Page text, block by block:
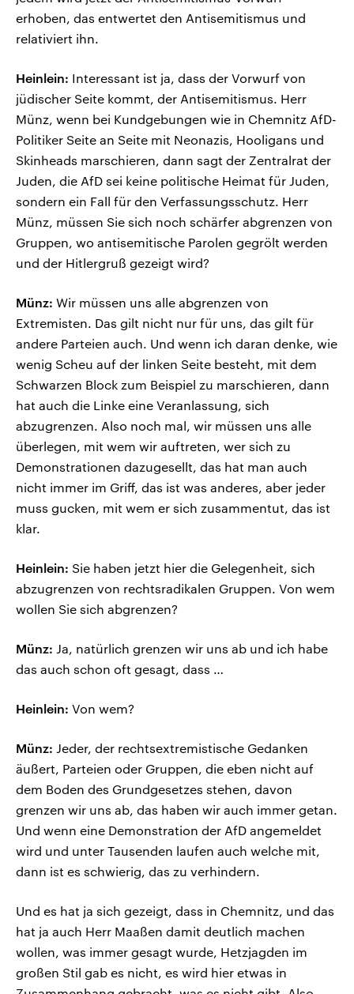
erhoben, das entwertet den Antisemitismus und
relativiert ihn.
Heinlein: Interessant ist ja, dass der Vorwurf von
jüdischer Seite kommt, der Antisemitismus. Herr
Münz, wenn bei Kundgebungen wie in Chemnitz AfD-
Politiker Seite an Seite mit Neonazis, Hooligans und
Skinheads marschieren, dann sagt der Zentralrat der
Juden, die AfD sei keine politische Heimat für Juden,
sondern ein Fall für den Verfassungsschutz. Herr
Münz, müssen Sie sich noch schärfer abgrenzen von
Gruppen, wo antisemitische Parolen gegrölt werden
und der Hitlergruß gezeigt wird?
Münz: Wir müssen uns alle abgrenzen von
Extremisten. Das gilt nicht nur für uns, das gilt für
andere Parteien auch. Und wenn ich daran denke, wie
wenig Scheu auf der linken Seite besteht, mit dem
Schwarzen Block zum Beispiel zu marschieren, dann
hat auch die Linke eine Veranlassung, sich
abzugrenzen. Also noch mal, wir müssen uns alle
überlegen, mit wem wir auftreten, wer sich zu
Demonstrationen dazugesellt, das hat man auch
nicht immer im Griff, das ist was anderes, aber jeder
muss gucken, mit wem er sich zusammentut, das ist
klar.
Heinlein: Sie haben jetzt hier die Gelegenheit, sich
abzugrenzen von rechtsradikalen Gruppen. Von wem
wollen Sie sich abgrenzen?
Münz: Ja, natürlich grenzen wir uns ab und ich habe
das auch schon oft gesagt, dass …
Heinlein: Von wem?
Münz: Jeder, der rechtsextremistische Gedanken
äußert, Parteien oder Gruppen, die eben nicht auf
dem Boden des Grundgesetzes stehen, davon
grenzen wir uns ab, das haben wir auch immer getan.
Und wenn eine Demonstration der AfD angemeldet
wird und unter Tausenden laufen auch welche mit,
dann ist es schwierig, das zu verhindern.
Und es hat ja sich gezeigt, dass in Chemnitz, und das
hat ja auch Herr Maaßen damit deutlich machen
wollen, was immer gesagt wurde, Hetzjagden im
großen Stil gab es nicht, es wird hier etwas in